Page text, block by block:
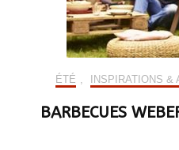
ÉTÉ , INSPIRATIONS &
BARBECUES